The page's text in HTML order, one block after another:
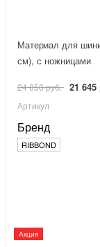
Материал для
см), с ножницами
24 050 руб. 21 645
Артикул
Бренд
RIBBOND
Акция